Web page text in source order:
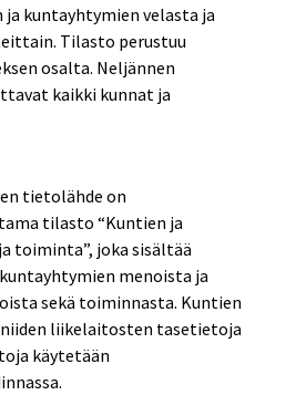
kuntayhtymien velasta ja
Tilasto perustuu
osalta. Neljännen
kaikki kunnat ja
tietolähde on
tilasto “Kuntien ja
toiminta”, joka sisältää
menoista ja
sekä toiminnasta. Kuntien
liikelaitosten tasetietoja
käytetään